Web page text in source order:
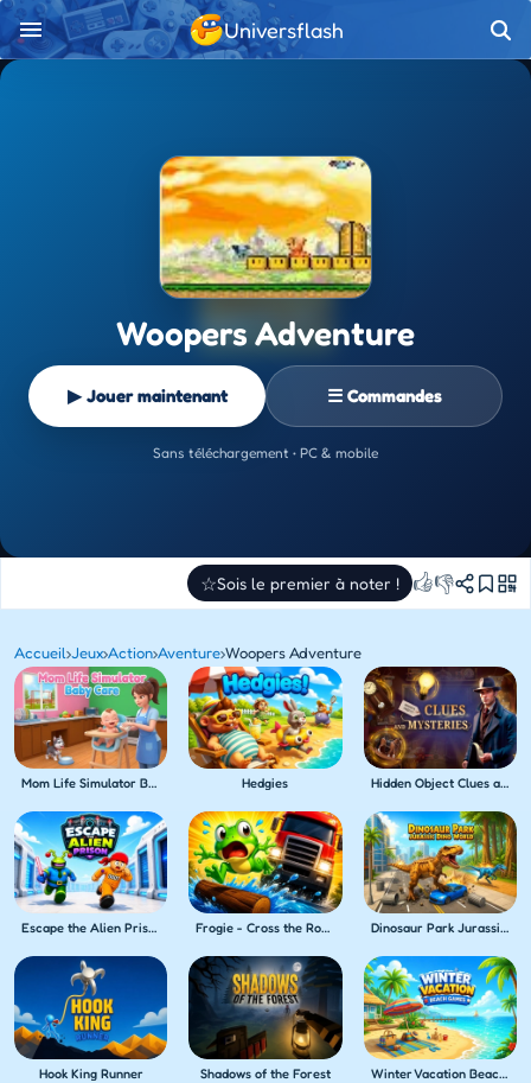
Universflash
Woopers Adventure
▶ Jouer maintenant ☰ Commandes
Sans téléchargement • PC & mobile
☆Sois le premier à noter ! 👍👎
Accueil›Jeux›Action›Aventure›Woopers Adventure
Mom Life Simulator Baby Care Hedgies Hidden Object Clues and Mysteries
Escape the Alien Prison Frogie - Cross the Roads Dinosaur Park Jurassic Dino World
Hook King Runner Shadows of the Forest Winter Vacation Beach Games